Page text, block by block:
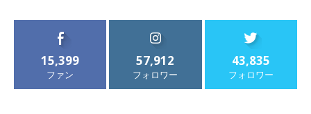
15,399
ファン
57,912
フォロワー
43,835
フォロワー